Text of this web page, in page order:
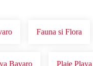
Fauna si Flora
Bavaro Plaje